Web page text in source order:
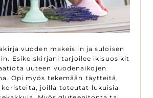
vuoden makeisiin ja suloisen
Esikoiskirjani tarjoilee ikisuosikit
uuteen vuodenaikojen
Opi myös tekemään täytteitä,
koristeita, joilla toteutat lukuisia